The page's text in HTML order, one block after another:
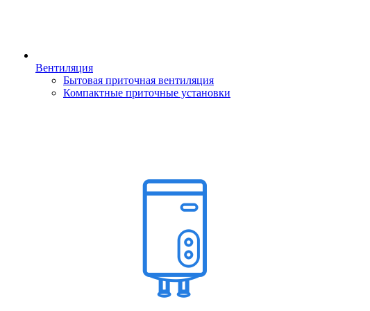
Вентиляция
Бытовая приточная вентиляция
Компактные приточные установки